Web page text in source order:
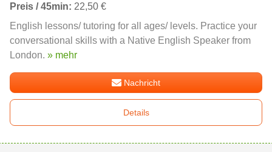
Preis / 45min: 22,50 €
English lessons/ tutoring for all ages/ levels. Practice your
conversational skills with a Native English Speaker from
London. » mehr
Nachricht
Details